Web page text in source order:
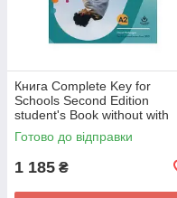
Книга Complete Key for
Schools Second Edition
student's Book without with
Answers Online Workbook
(9781108539371) Cambridge
Готово до відправки
1 185 ₴